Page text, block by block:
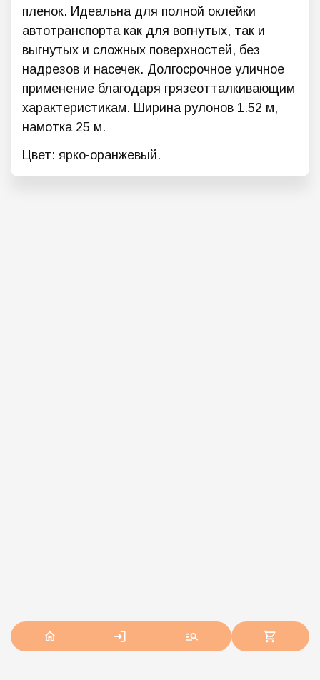
пленок. Идеальна для полной оклейки
автотранспорта как для вогнутых, так и
выгнутых и сложных поверхностей, без
надрезов и насечек. Долгосрочное уличное
применение благодаря грязеотталкивающим
характеристикам. Ширина рулонов 1.52 м,
намотка 25 м.
Цвет: ярко-оранжевый.